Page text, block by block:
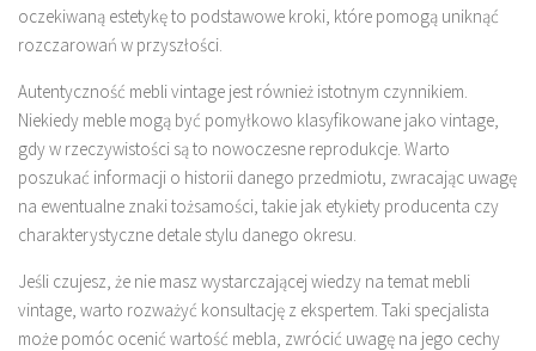
oczekiwaną estetykę to podstawowe kroki, które pomogą uniknąć
rozczarowań w przyszłości.
Autentyczność mebli vintage jest również istotnym czynnikiem.
Niekiedy meble mogą być pomyłkowo klasyfikowane jako vintage,
gdy w rzeczywistości są to nowoczesne reprodukcje. Warto
poszukać informacji o historii danego przedmiotu, zwracając uwagę
na ewentualne znaki tożsamości, takie jak etykiety producenta czy
charakterystyczne detale stylu danego okresu.
Jeśli czujesz, że nie masz wystarczającej wiedzy na temat mebli
vintage, warto rozważyć konsultację z ekspertem. Taki specjalista
może pomóc ocenić wartość mebla, zwrócić uwagę na jego cechy